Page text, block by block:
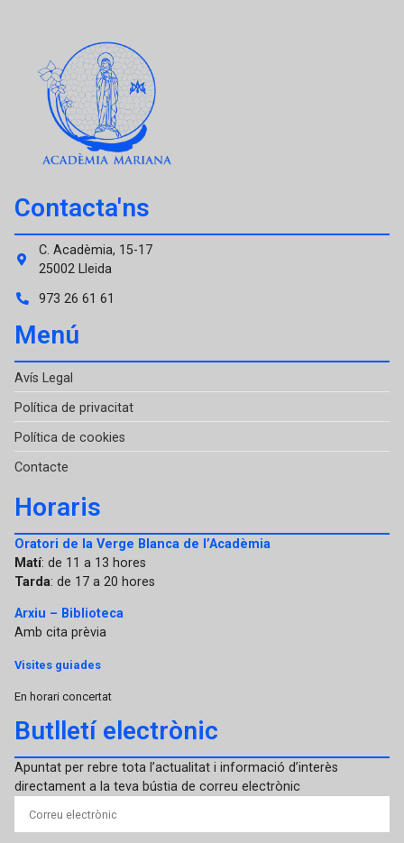
Contacta'ns
C. Acadèmia, 15-17
25002 Lleida
973 26 61 61
Menú
Avís Legal
Política de privacitat
Política de cookies
Contacte
Horaris
Oratori de la Verge Blanca de l’Acadèmia
Matí: de 11 a 13 hores
Tarda: de 17 a 20 hores
Arxiu – Biblioteca
Amb cita prèvia
Visites guiades
En horari concertat
Butlletí electrònic
Apuntat per rebre tota l’actualitat i informació d’interès
directament a la teva bústia de correu electrònic